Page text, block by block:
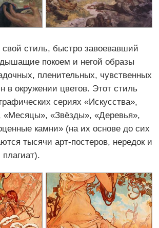
свой стиль, быстро завоевавший
покоем и негой образы
пленительных, чувственных
окружении цветов. Этот стиль
сериях «Искусства»,
«Месяцы», «Звёзды», «Деревья»,
камни» (на их основе до сих
тысячи арт-постеров, нередок и